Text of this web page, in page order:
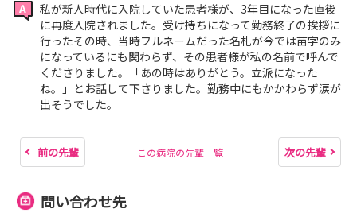
私が新人時代に入院していた患者様が、3年目になった直後
に再度入院されました。受け持ちになって勤務終了の挨拶に
行ったその時、当時フルネームだった名札が今では苗字のみ
になっているにも関わらず、その患者様が私の名前で呼んで
くださりました。「あの時はありがとう。立派になった
ね。」とお話して下さりました。勤務中にもかかわらず涙が
出そうでした。
前の先輩 この病院の先輩一覧 次の先輩
問い合わせ先